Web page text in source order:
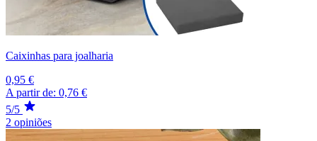
Caixinhas para joalharia
0,95 €
A partir de: 0,76 €
5/5
2 opiniões